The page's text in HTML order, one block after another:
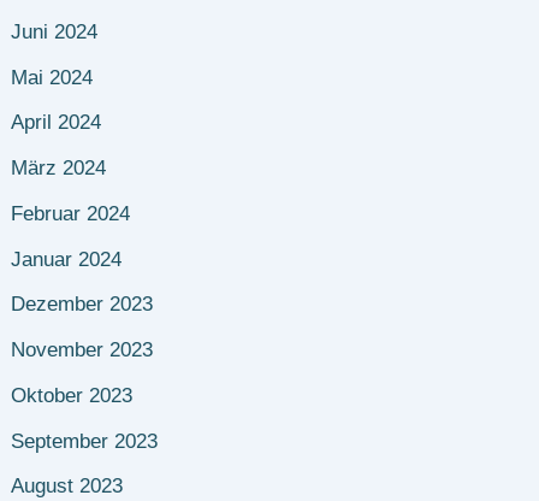
Juni 2024
Mai 2024
April 2024
März 2024
Februar 2024
Januar 2024
Dezember 2023
November 2023
Oktober 2023
September 2023
August 2023